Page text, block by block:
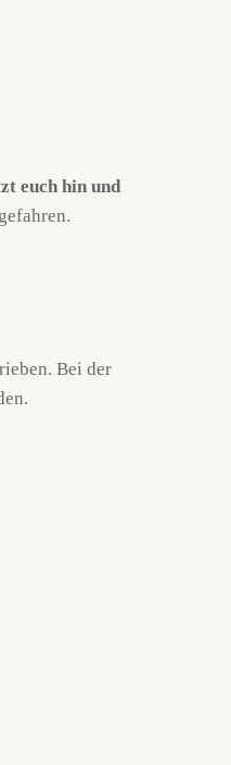
euch hin und
Bei der